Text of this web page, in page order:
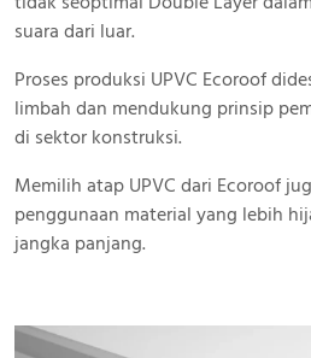
suara dari luar.
Proses produksi UPVC Ecoroof
limbah dan mendukung prinsip
di sektor konstruksi.
Memilih atap UPVC dari Ecoroof
penggunaan material yang lebih
jangka panjang.